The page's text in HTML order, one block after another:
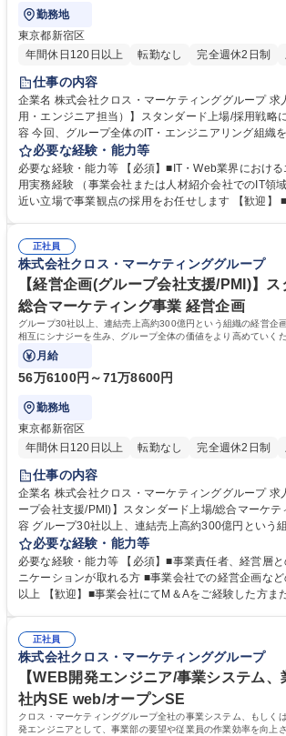
勤務地
東京都新宿区
年間休日120日以上
転勤なし 完全週休2日制
仕事の内容
企業名 株式会社クロス・マーケティンググループ 求人名 【人事(中途採
用・エンジニア担当）】スタンダード上場/採用戦略に携わ
容 今回、グループ全体のIT・エンジニアリング組織
営陣およびシステム本部の主力メンバーとタッグを組
をメインに力強く牽引していただく「戦略的リクル
す。 ＜具体的な業務内容＞■採用体制の構築・内製化の推進：RPOのディ
レクションおよび自社運用への移行■エンジニア採用
ダイレクトリクルーティング：各種媒体、スカウト媒
開拓・リレーション構築■選考プロセスのリード■採用
集職種 【人事(中途採用・エンジニア担当）】スタ
に携われる
必要な経験・能力等
必要な経験・能力等 【必須】■IT・Web業界におけ
用実務経験 （事業会社または人材紹介会社でのIT領
近い立場で事業観点の採用をお任せします 【歓迎】 ■RPOのディレクショ
エンジニア採用をメインミッションとしつつ、採用目
ず、入社後のオンボーディングやエンゲージメント向
の幅広い領域に挑戦可能です。 学歴・資格 学歴：大学院 大学 語学力： 資
格：
正社員
株式会社クロス・マーケティンググループ
【経営企画(グループ会社支援/PMI)】
総合マーケティング事業 経営企画
グループ30社以上、連結売上高約300億円という組織の経営企
相互にシナジーを生み、グループ全体の価値をより高めていく
を練り、グループ会社へハンズオンでその土
月給
56万6100円～71万8600円
勤務地
東京都新宿区
年間休日120日以上
転勤なし 完全週休2日制
仕事の内容
企業名 株式会社クロス・マーケティンググループ 求人名 【経営企画(グル
ープ会社支援/PMI)】スタンダード上場/総合マーケティング
容 グループ30社以上、連結売上高約300億円という
して、1社1社が相互にシナジーを生み、グループ全
いくために何ができるのか施策を練り、グループ会
土 台作りや経営のサポートをお任せいたします。 【詳細】■グループ会社
の経営サポート、PMI対応 ■管理会計全般（予算編成
とがあります。 募集職種 【経営企画(グループ会社支援/PMI)】スタンダー
ド上場/総合マーケティング事業
必要な経験・能力等
必要な経験・能力等 【必須】■事業責任者、経営層
ニケーションが取れる方 ■事業会社での経営企画な
以上 【歓迎】■事業会社にてM＆Aをご経験した方またはM＆Aをされた方
学歴：大学院 大学 語学力： 資格：
正社員
株式会社クロス・マーケティンググループ
【WEB開発エンジニア/事業システム、
社内SE web/オープンSE
クロス・マーケティンググループ全社の事業システム、もしく
発エンジニアとして、事業部の要望や従業員の作業効率を向上